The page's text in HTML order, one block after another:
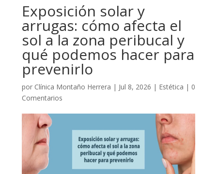
Exposición solar y
arrugas: cómo afecta el
sol a la zona peribucal y
qué podemos hacer para
prevenirlo
por Clínica Montaño Herrera | Jul 8, 2026 | Estética | 0
Comentarios